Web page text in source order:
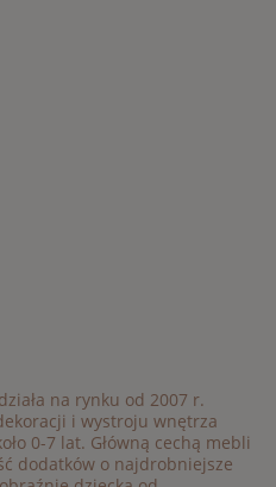
na rynku od 2007 r.
i wystroju wnętrza
0-7 lat. Główną cechą mebli
dodatków o najdrobniejsze